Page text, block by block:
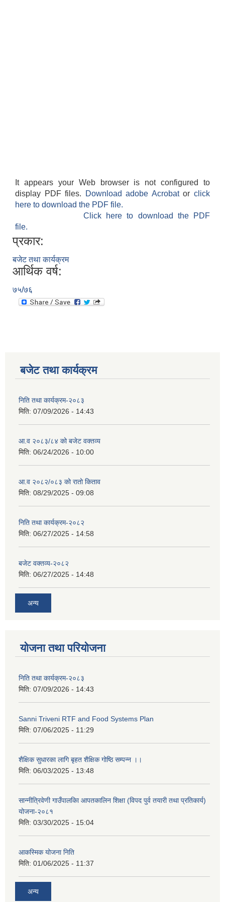
It appears your Web browser is not configured to
display PDF files.
Download adobe Acrobatorclick
here to download the PDF file.
Click here to download the PDF
file.
प्रकार:
बजेट तथा कार्यक्रम
आर्थिक वर्ष:
७५/७६
बजेट तथा कार्यक्रम
निति तथा कार्यक्रम-२०८३
मिति: 07/09/2026 - 14:43
आ.व २०८३/८४ को बजेट वक्तव्य
मिति: 06/24/2026 - 10:00
आ.व २०८२/०८३ को रातो किताव
मिति: 08/29/2025 - 09:08
निति तथा कार्यक्रम-२०८२
मिति: 06/27/2025 - 14:58
बजेट वक्तव्य-२०८२
मिति: 06/27/2025 - 14:48
अन्य
योजना तथा परियोजना
निति तथा कार्यक्रम-२०८३
मिति: 07/09/2026 - 14:43
Sanni Triveni RTF and Food Systems Plan
मिति: 07/06/2025 - 11:29
शैक्षिक सुधारका लागि बृहत शैक्षिक गोष्ठि सम्पन्न ।।
मिति: 06/03/2025 - 13:48
सान्नीत्रिवेणी गाउँपालकिा आपतकालिन शिक्षा (विपद पुर्व तयारी तथा प्रतिकार्य)
योजना-२०८१
मिति: 03/30/2025 - 15:04
आकस्मिक योजना निति
मिति: 01/06/2025 - 11:37
अन्य